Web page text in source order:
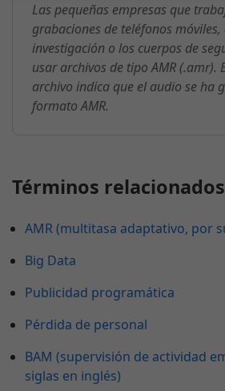
Las pequeñas empresas que
grabaciones de teléfonos
investigación o los cuerpos de
usar archivos de tipo AMR (.amr).
archivo indica que el audio se ha
formato AMR.
Términos relacionados
AMR (multitasa adaptativo, por
Big Data
Publicidad programática
Pérdida de personal
BAM (supervisión de actividad
siglas en inglés)